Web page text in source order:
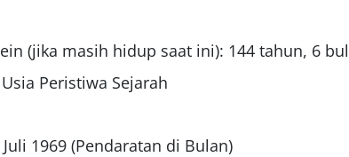
(jika masih hidup saat ini): 144 tahun, 6
Peristiwa Sejarah
1969 (Pendaratan di Bulan)